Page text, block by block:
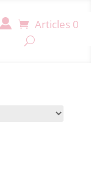
Articles 0